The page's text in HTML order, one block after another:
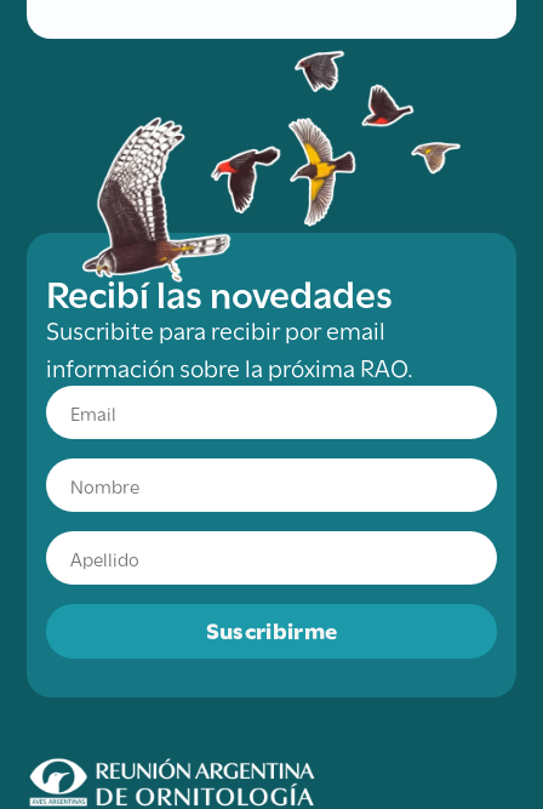
Recibí las novedades
Suscribite para recibir por email
información sobre la próxima RAO.
Suscribirme